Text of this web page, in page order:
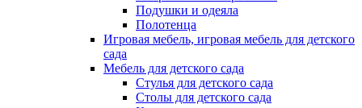
Подушки и одеяла
Полотенца
Игровая мебель, игровая мебель для детского
сада
Мебель для детского сада
Стулья для детского сада
Столы для детского сада